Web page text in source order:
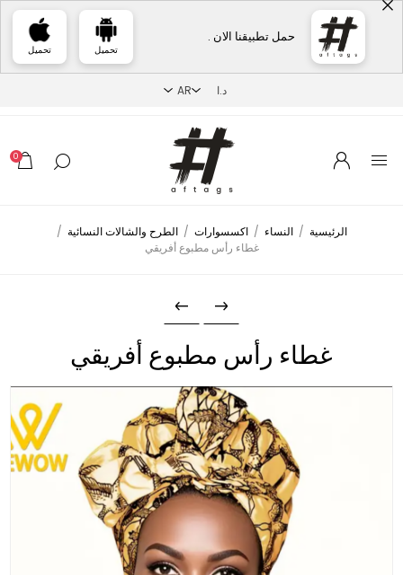
حمل تطبيقنا الان .
تحميل تحميل
0
الرئيسية / النساء / اكسسوارات / الطرح والشالات النسائية /
غطاء رأس مطبوع أفريقي
غطاء رأس مطبوع أفريقي